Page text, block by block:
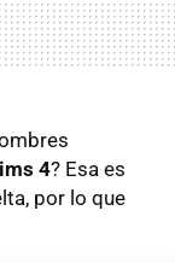
4? Esa es
por lo que